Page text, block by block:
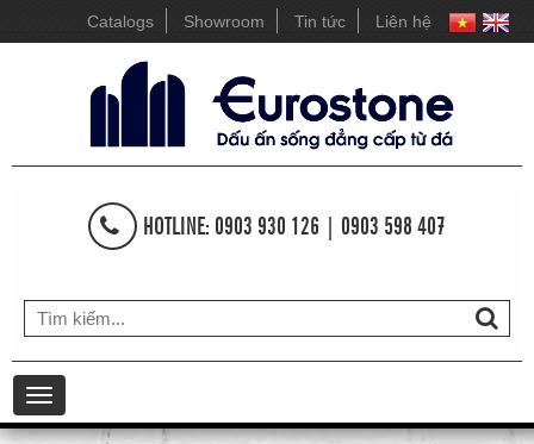
Catalogs Showroom Tin tức Liên hệ
HOTLINE: 0903 930 126 | 0903 598 407
Toggle
navigation